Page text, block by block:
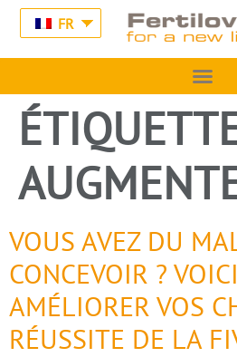
FR
VOUS AVEZ DU
CONCEVOIR ?
AMÉLIORER VOS
RÉUSSITE DE LA